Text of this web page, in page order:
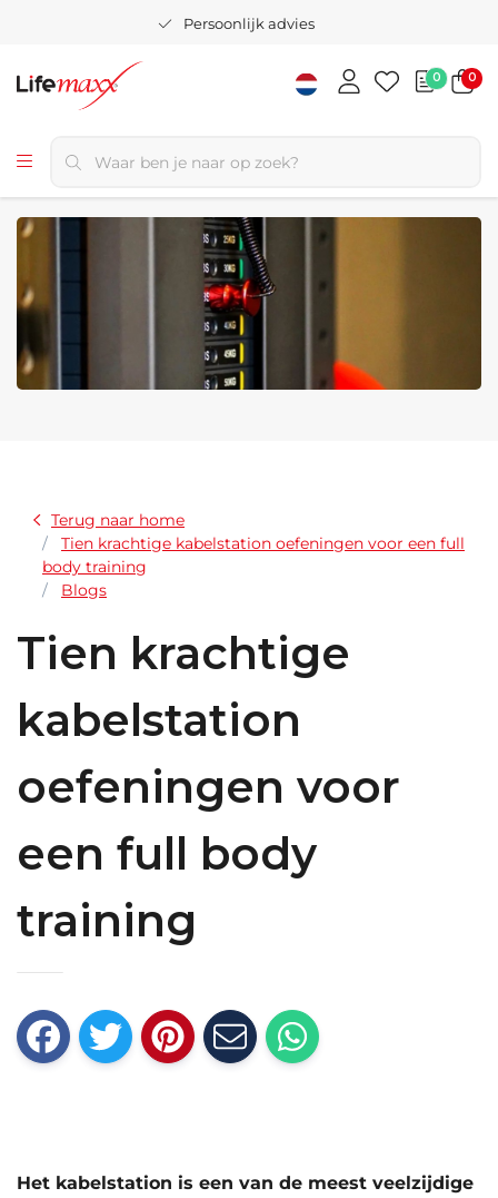
Persoonlijk advies
0 0
Terug naar home
Tien krachtige kabelstation oefeningen voor een full
body training
Blogs
Tien krachtige
kabelstation
oefeningen voor
een full body
training
Het kabelstation is een van de meest veelzijdige